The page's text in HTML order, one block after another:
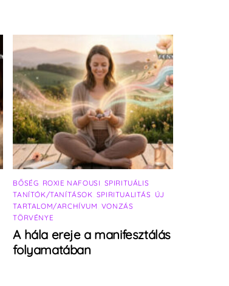
BŐSÉG ROXIE NAFOUSI SPIRITUÁLIS
TANÍTÓK/TANÍTÁSOK SPIRITUALITÁS ÚJ
TARTALOM/ARCHÍVUM VONZÁS
TÖRVÉNYE
A hála ereje a manifesztálás
folyamatában